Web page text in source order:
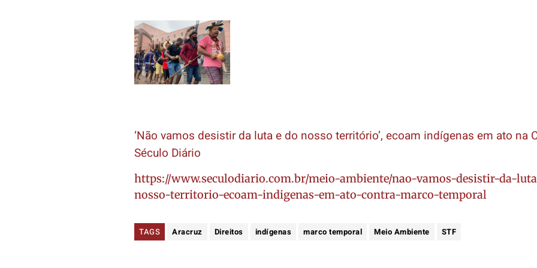
‘Não vamos desistir da luta e do nosso território’, ecoam indígenas em ato na
Século Diário
https://www.seculodiario.com.br/meio-ambiente/nao-vamos-desistir-da-
nosso-territorio-ecoam-indigenas-em-ato-contra-marco-temporal
TAGS Aracruz Direitos indígenas marco temporal Meio Ambiente STF